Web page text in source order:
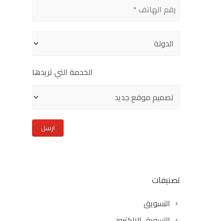
الخدمة التي تريدها
تصنيفات
التسويق